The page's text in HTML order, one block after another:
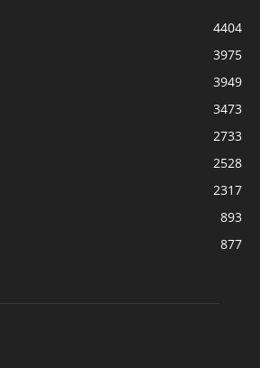
4404
3975
3949
3473
2733
2528
2317
893
877